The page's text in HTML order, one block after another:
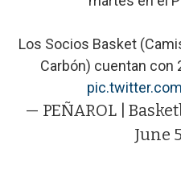
Los Socios Basket
Carbón) cuentan con
— PEÑAROL |
June